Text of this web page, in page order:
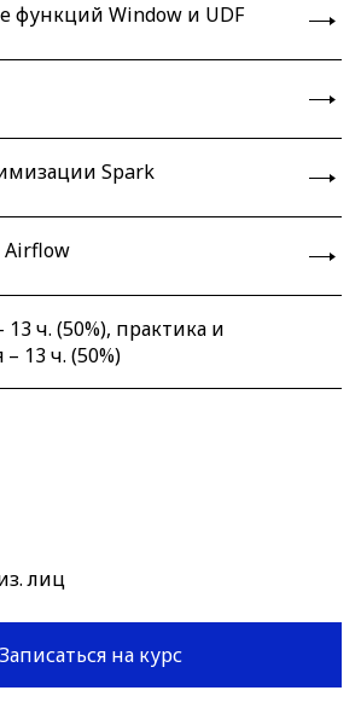
функций Window и UDF
Spark
Airflow
13 ч. (50%), практика и
13 ч. (50%)
лиц
Записаться на курс